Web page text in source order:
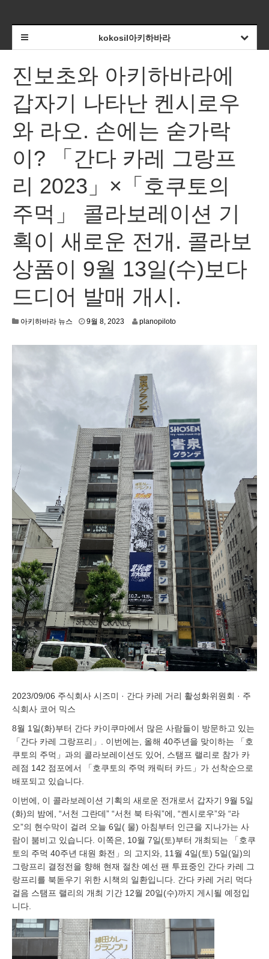
kokosil아키하바라
진보초와 아키하바라에
갑자기 나타난 켄시로우
와 라오. 손에는 숟가락
이? 「간다 카레 그랑프
리 2023」×「호쿠토의
주먹」 콜라보레이션 기
획이 새로운 전개. 콜라보
상품이 9월 13일(수)보다
드디어 발매 개시.
아키하바라 뉴스 9월 8, 20239
planopiloto
2023/09/06 주식회사 시즈미 · 간다 카레 거리 활성화위원회 · 주
식회사 코어 믹스
8월 1일(화)부터 간다 카이쿠마에서 많은 사람들이 방문하고 있는
「간다 카레 그랑프리」. 이번에는, 올해 40주년을 맞이하는 「호
쿠토의 주먹」과의 콜라보레이션도 있어, 스탬프 랠리로 참가 카
레점 142 점포에서 「호쿠토의 주먹 캐릭터 카드」가 선착순으로
배포되고 있습니다.
이번에, 이 콜라보레이션 기획의 새로운 전개로서 갑자기 9월 5일
(화)의 밤에, “서천 그란데” “서천 북 타워”에, “켄시로우”와 “라
오”의 현수막이 걸려 오늘 6일( 물) 아침부터 인근을 지나가는 사
람이 붐비고 있습니다. 이쪽은, 10월 7일(토)부터 개최되는 「호쿠
토의 주먹 40주년 대원 화전」의 고지와, 11월 4일(토) 5일(일)의
그랑프리 결정전을 향해 현재 절찬 예선 팬 투표중인 간다 카레 그
랑프리를 북돋우기 위한 시책의 일환입니다. 간다 카레 거리 먹다
걸음 스탬프 랠리의 개최 기간 12월 20일(수)까지 게시될 예정입
니다.